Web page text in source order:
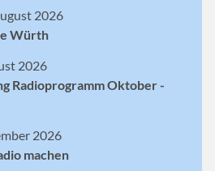
2026
Würth
2026
Radioprogramm Oktober -
2026
machen